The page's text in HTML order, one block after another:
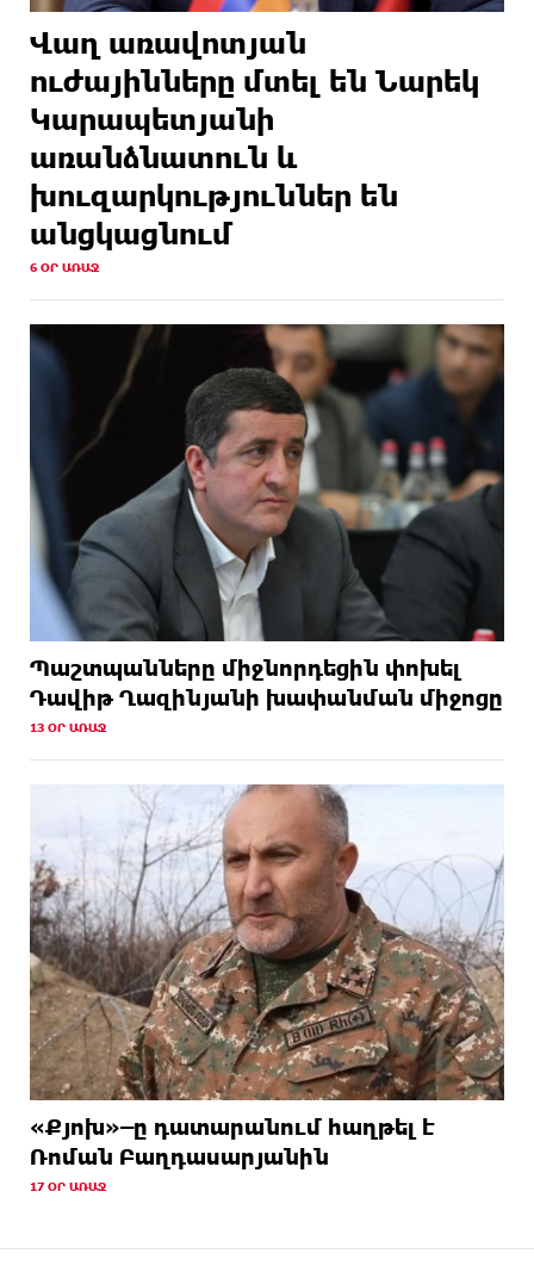
Վաղ առավոտյան
ուժայինները մտել են Նարեկ
Կարապետյանի
առանձնատուն և
խուզարկություններ են
անցկացնում
6 ՕՐ ԱՌԱՋ
Պաշտպանները միջնորդեցին փոխել
Դավիթ Ղազինյանի խափանման միջոցը
13 ՕՐ ԱՌԱՋ
«Քյոխ»–ը դատարանում հաղթել է
Ռոման Բաղդասարյանին
17 ՕՐ ԱՌԱՋ